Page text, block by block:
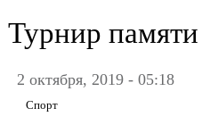
Турнир
2 октября, 2019 - 05:18
Спорт